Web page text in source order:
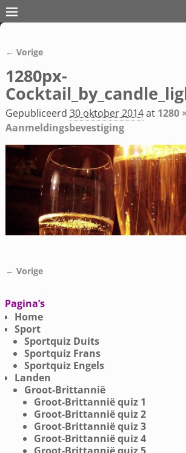
Afbeeldingsnavigatie
← Vorige
1280px-
Gepubliceerd 30 oktober 2014at 1280
Aanmeldingsbevestiging
Afbeeldingsnavigatie
← Vorige
Pagina’s
Home
Sport
Sportquiz Duits
Sportquiz Frans
Sportquiz Engels
Landen
Groot-Brittannië
Groot-Brittannië quiz 1
Groot-Brittannië quiz 2
Groot-Brittannië quiz 3
Groot-Brittannië quiz 4